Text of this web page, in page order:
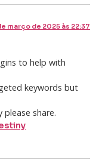
março de 2025 às 22:37
to help with
keywords but
please share.